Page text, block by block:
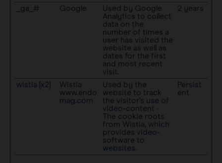
_ga_# Google
Used by Google
Analytics to collect
data on the
number of times a
user has visited the
website as well as
dates for the first
and most recent
visit.
2 years
wistia [x2]
Wistia
www.endo
mag.com
Used by the
website to track
the visitor's use of
video-content -
The cookie roots
from Wistia, which
provides video-
software to
websites.
Persist
ent